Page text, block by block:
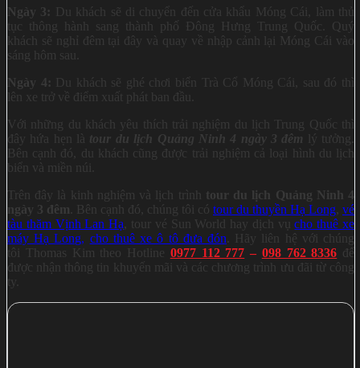
Ngày 3: Du khách sẽ di chuyển đến cửa khẩu Móng Cái, làm thủ
tục thông hành sang thành phố Đông Hưng Trung Quốc. Quý
khách sẽ nghỉ đêm tại đây và quay về nhập cảnh lại Móng Cái vào
sáng hôm sau.
Ngày 4: Du khách sẽ ghé chơi biển Trà Cổ Móng Cái, sau đó thì
lên xe trở về điểm xuất phát ban đầu.
Với những du khách yêu thích trải nghiệm du lịch Trung Quốc thì
đây hứa hẹn là tour du lịch Quảng Ninh 4 ngày 3 đêm
lý tưởng.
Bên cạnh đó, du khách cũng được trải nghiệm cả loại hình du lịch
biển và miền núi.
Trên đây là kinh nghiệm và lịch trình
tour du lịch Quảng Ninh 4
ngày 3 đêm . Bên cạnh đó, chúng tôi có tour du thuyền Hạ Long vé
tàu thăm Vịnh Lan Hạ , tour vé Sun World hay dịch vụcho thuê xe
máy Hạ Long, cho thuê xe ô tô đưa đón . Hãy liên hệ với chúng
tôi Thomas Kim theo Hotline 0977 112 777 – 098 762 8336 để
được nhận thông tin khuyến mãi và các chương trình ưu đãi từ công
ty.